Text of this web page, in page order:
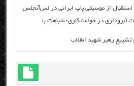
استقبال از موسیقی پاپ ایرانی در لس‌آنجلس
آبروداری در خواستگاری؛ شباهت با